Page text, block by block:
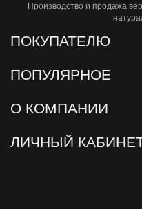
Производство и продажа
ПОКУПАТЕЛЮ
ПОПУЛЯРНОЕ
О КОМПАНИИ
ЛИЧНЫЙ